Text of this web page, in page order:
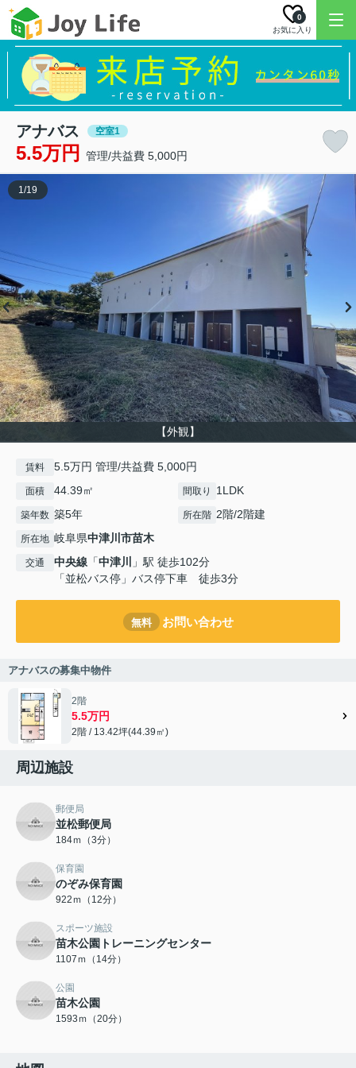
お気に入り
0
アナバス 空室1
5.5万円 管理/共益費 5,000円
【外観】
1 /19
賃料 5.5万円 管理/共益費 5,000円
面積 44.39㎡ 間取り 1LDK
築年数 築5年 所在階 2階/2階建
所在地 岐阜県中津川市苗木
交通 中央線 「中津川
」駅 徒歩102分
「並松バス停」バス停下車 徒歩3分
無料 お問い合わせ
アナバスの募集中物件
2階
5.5万円
2階 / 13.42坪(44.39㎡)
周辺施設
郵便局
並松郵便局
184ｍ（3分）
保育園
のぞみ保育園
922ｍ（12分）
スポーツ施設
苗木公園トレーニングセンター
1107ｍ（14分）
公園
苗木公園
1593ｍ（20分）